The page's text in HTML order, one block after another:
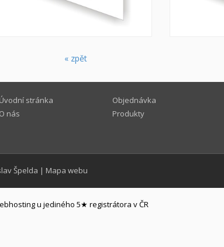
« zpět
Úvodní stránka
O nás
Objednávka
Produkty
Špelda | Mapa webu
u jediného 5★ registrátora v ČR